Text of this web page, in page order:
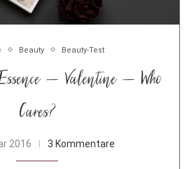
Beauty Beauty-Test
– Valentine – Who
Cares?
2016 3 Kommentare